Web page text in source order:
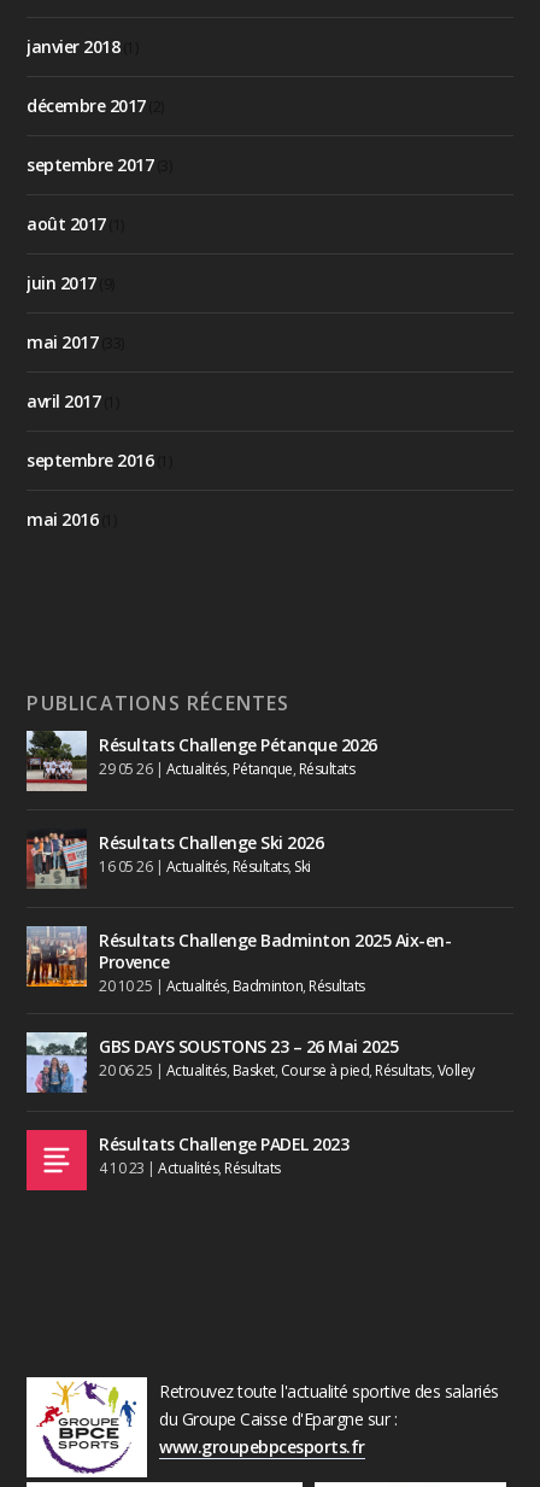
janvier 2018(1)
décembre 2017(2)
septembre 2017(3)
août 2017(1)
juin 2017(9)
mai 2017(33)
avril 2017(1)
septembre 2016(1)
mai 2016(1)
PUBLICATIONS RÉCENTES
Résultats Challenge Pétanque 2026
29 05 26| Actualités, Pétanque, Résultats
Résultats Challenge Ski 2026
16 05 26| Actualités, Résultats, Ski
Résultats Challenge Badminton 2025 Aix-en-
Provence
20 10 25 | Actualités, Badminton, Résultats
GBS DAYS SOUSTONS 23 – 26 Mai 2025
20 06 25 | Actualités, Basket, Course à pied, Résultats,Volley
Résultats Challenge PADEL 2023
4 10 23 |Actualités, Résultats
Retrouvez toute l'actualité sportive des salariés
du Groupe Caisse d'Epargne sur :
www.groupebpcesports.fr